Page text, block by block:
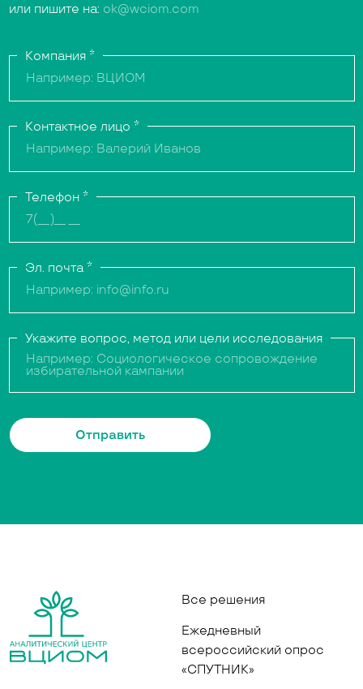
или пишите на: ok@wciom.com
Компания *
Контактное лицо *
Телефон *
Эл. почта*
Укажите вопрос, метод или цели исследования
Отправить
Все решения
Ежедневный
всероссийский опрос
«СПУТНИК»